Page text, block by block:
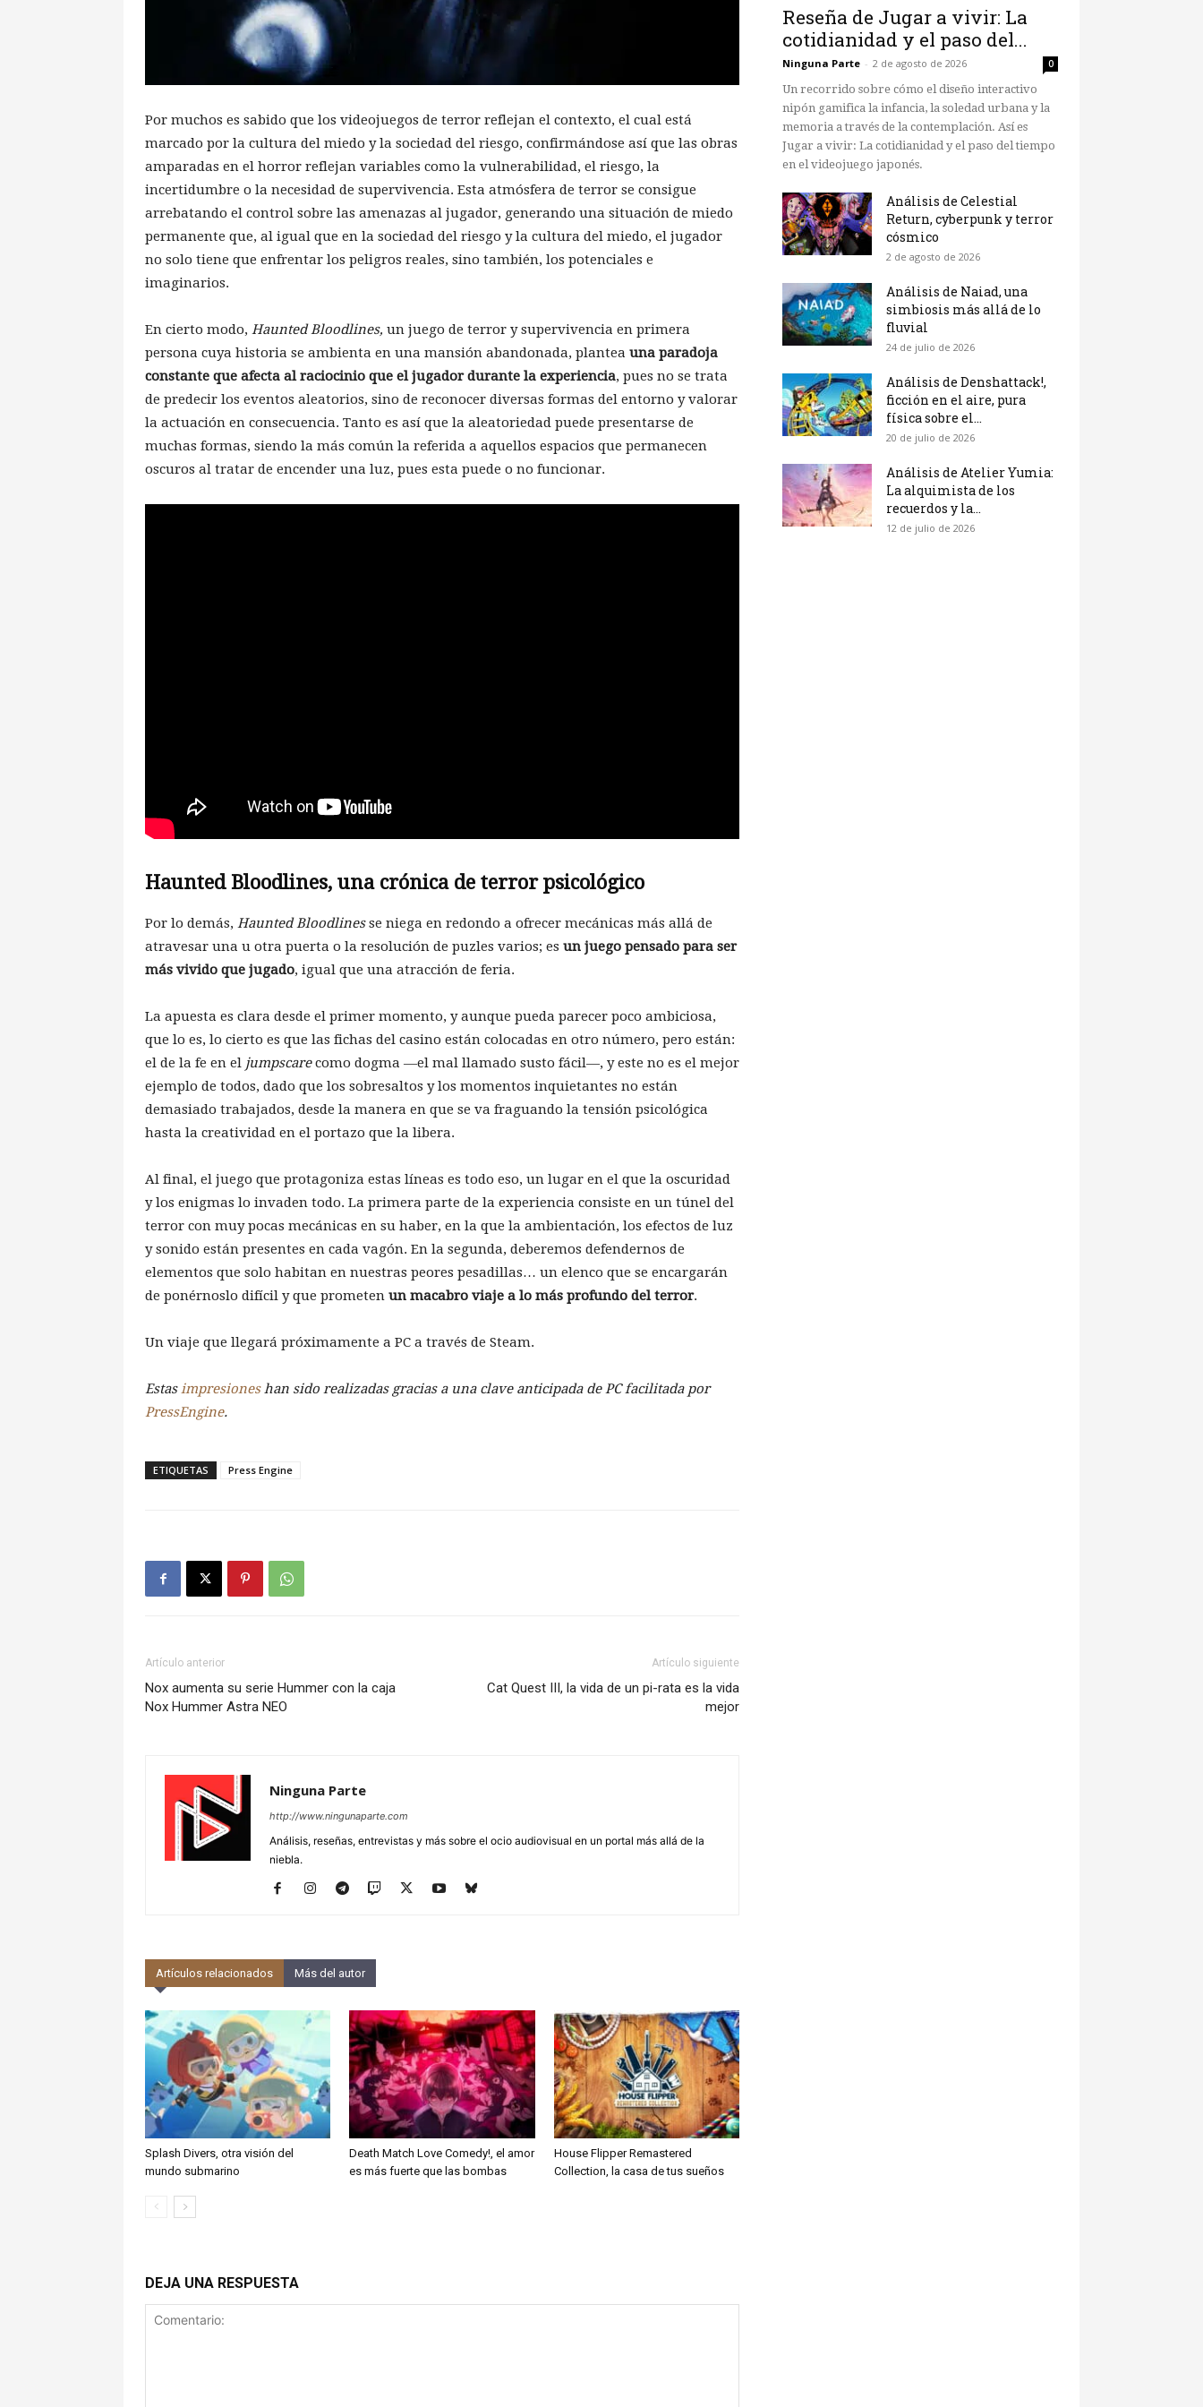
Por muchos es sabido que los videojuegos de terror reflejan el contexto, el cual está
marcado por la cultura del miedo y la sociedad del riesgo, confirmándose así que las obras
amparadas en el horror reflejan variables como la vulnerabilidad, el riesgo, la
incertidumbre o la necesidad de supervivencia. Esta atmósfera de terror se consigue
arrebatando el control sobre las amenazas al jugador, generando una situación de miedo
permanente que, al igual que en la sociedad del riesgo y la cultura del miedo, el jugador
no solo tiene que enfrentar los peligros reales, sino también, los potenciales e
imaginarios.
En cierto modo, Haunted Bloodlines, un juego de terror y supervivencia en primera
persona cuya historia se ambienta en una mansión abandonada, plantea una paradoja
constante que afecta al raciocinio que el jugador durante la experiencia, pues no se trata
de predecir los eventos aleatorios, sino de reconocer diversas formas del entorno y valorar
la actuación en consecuencia. Tanto es así que la aleatoriedad puede presentarse de
muchas formas, siendo la más común la referida a aquellos espacios que permanecen
oscuros al tratar de encender una luz, pues esta puede o no funcionar.
Haunted Bloodlines, una crónica de terror psicológico
Por lo demás, Haunted Bloodlinesse niega en redondo a ofrecer mecánicas más allá de
atravesar una u otra puerta o la resolución de puzles varios; es un juego pensado para ser
más vivido que jugado, igual que una atracción de feria.
La apuesta es clara desde el primer momento, y aunque pueda parecer poco ambiciosa,
que lo es, lo cierto es que las fichas del casino están colocadas en otro número, pero están:
el de la fe en el jumpscarecomo dogma —el mal llamado susto fácil—, y este no es el mejor
ejemplo de todos, dado que los sobresaltos y los momentos inquietantes no están
demasiado trabajados, desde la manera en que se va fraguando la tensión psicológica
hasta la creatividad en el portazo que la libera.
Al final, el juego que protagoniza estas líneas es todo eso, un lugar en el que la oscuridad
y los enigmas lo invaden todo. La primera parte de la experiencia consiste en un túnel del
terror con muy pocas mecánicas en su haber, en la que la ambientación, los efectos de luz
y sonido están presentes en cada vagón. En la segunda, deberemos defendernos de
elementos que solo habitan en nuestras peores pesadillas… un elenco que se encargarán
de ponérnoslo difícil y que prometen un macabro viaje a lo más profundo del terror.
Un viaje que llegará próximamente a PC a través de Steam.
Estasimpresioneshan sido realizadas gracias a una clave anticipada de PC facilitada por
PressEngine.
ETIQUETAS Press Engine
Artículo anterior
Nox aumenta su serie Hummer con la caja
Nox Hummer Astra NEO
Artículo siguiente
Cat Quest III, la vida de un pi-rata es la vida
mejor
Ninguna Parte
http://www.ningunaparte.com
Análisis, reseñas, entrevistas y más sobre el ocio audiovisual en un portal más allá de la
niebla.
Artículos relacionados Más del autor
Splash Divers, otra visión del
mundo submarino
Death Match Love Comedy!, el amor
es más fuerte que las bombas
House Flipper Remastered
Collection, la casa de tus sueños
DEJA UNA RESPUESTA
Reseña de Jugar a vivir: La
cotidianidad y el paso del...
Ninguna Parte - 2 de agosto de 2026 0
Un recorrido sobre cómo el diseño interactivo
nipón gamifica la infancia, la soledad urbana y la
memoria a través de la contemplación. Así es
Jugar a vivir: La cotidianidad y el paso del tiempo
en el videojuego japonés.
Análisis de Celestial
Return, cyberpunk y terror
cósmico
2 de agosto de 2026
Análisis de Naiad, una
simbiosis más allá de lo
fluvial
24 de julio de 2026
Análisis de Denshattack!,
ficción en el aire, pura
física sobre el...
20 de julio de 2026
Análisis de Atelier Yumia:
La alquimista de los
recuerdos y la...
12 de julio de 2026